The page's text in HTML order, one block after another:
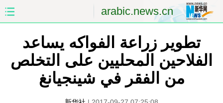
arabic.news.cn
الصفحة الأولى
الشرق الأوسط العالم
الاقتصاد الصين والعالم العربي
تطوير زراعة الفواكه يساعد
الفلاحين المحليين على التخلص
من الفقر في شينجيانغ